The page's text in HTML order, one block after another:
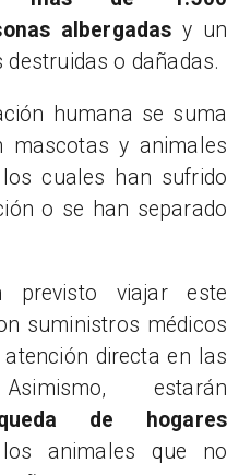
albergadas y un
o dañadas.
humana se suma
mascotas y animales
cuales han sufrido
o se han separado
previsto viajar este
suministros médicos
directa en las
estarán
de hogares
animales que no